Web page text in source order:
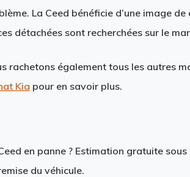
La Ceed bénéficie d’une image
détachées sont recherchées sur le
rachetons également tous les autres
Kia pour en savoir plus.
en panne ?Estimation gratuite sous
du véhicule.